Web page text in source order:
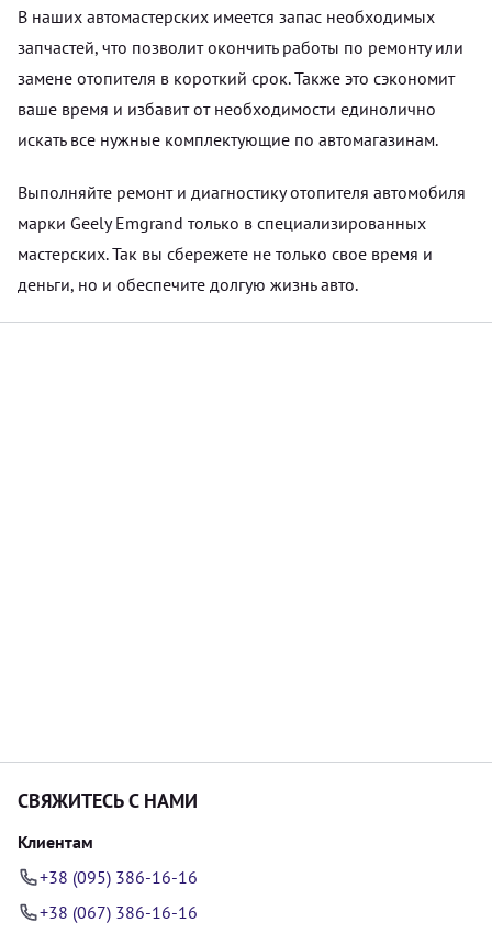
В наших автомастерских имеется запас необходимых
запчастей, что позволит окончить работы по ремонту или
замене отопителя в короткий срок. Также это сэкономит
ваше время и избавит от необходимости единолично
искать все нужные комплектующие по автомагазинам.
Выполняйте ремонт и диагностику отопителя автомобиля
марки Geely Emgrand только в специализированных
мастерских. Так вы сбережете не только свое время и
деньги, но и обеспечите долгую жизнь авто.
СВЯЖИТЕСЬ С НАМИ
Клиентам
+38 (095) 386-16-16
+38 (067) 386-16-16